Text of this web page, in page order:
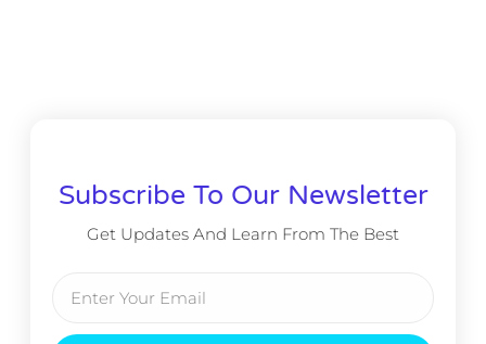
Subscribe To Our Newsletter
Get Updates And Learn From The Best